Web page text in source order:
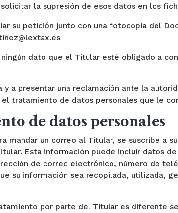
la supresión de esos datos en los
su petición junto con una fotocopia del
dato que el Titular esté obligado a
a presentar una reclamación ante la
tratamiento de datos personales que le
de datos personales
mandar un correo al Titular, se suscribe a
Esta información puede incluir datos
de correo electrónico, número de
su información sea recopilada, utilizada,
por parte del Titular es diferente